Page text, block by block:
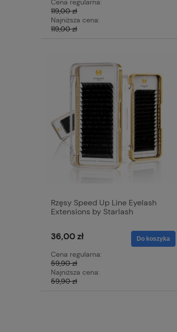
119,00 zł
Najniższa cena:
119,00 zł
Rzęsy Speed Up Line Eyelash
Extensions by Starlash
36,00 zł
Cena regularna:
59,90 zł
Najniższa cena:
59,90 zł
Do koszyka